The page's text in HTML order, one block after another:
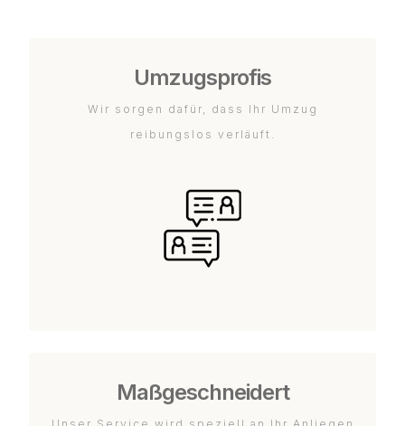
Umzugsprofis
Wir sorgen dafür, dass Ihr Umzug
reibungslos verläuft.
Maßgeschneidert